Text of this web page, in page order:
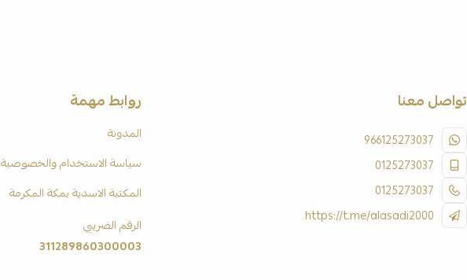
تواصل معنا
966125273037
0125273037
0125273037
https://t.me/alasadi2000
روابط مهمة
المدونة
سياسة الاستخدام والخصوصية
المكتبة الاسدية بمكة المكرمة
الرقم الضريبي
311289860300003